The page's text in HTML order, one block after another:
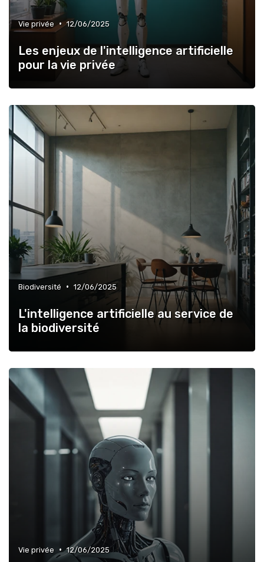
Vie privée • 12/06/2025
Les enjeux de l'intelligence artificielle
pour la vie privée
Biodiversité • 12/06/2025
L'intelligence artificielle au service de
la biodiversité
Vie privée • 12/06/2025